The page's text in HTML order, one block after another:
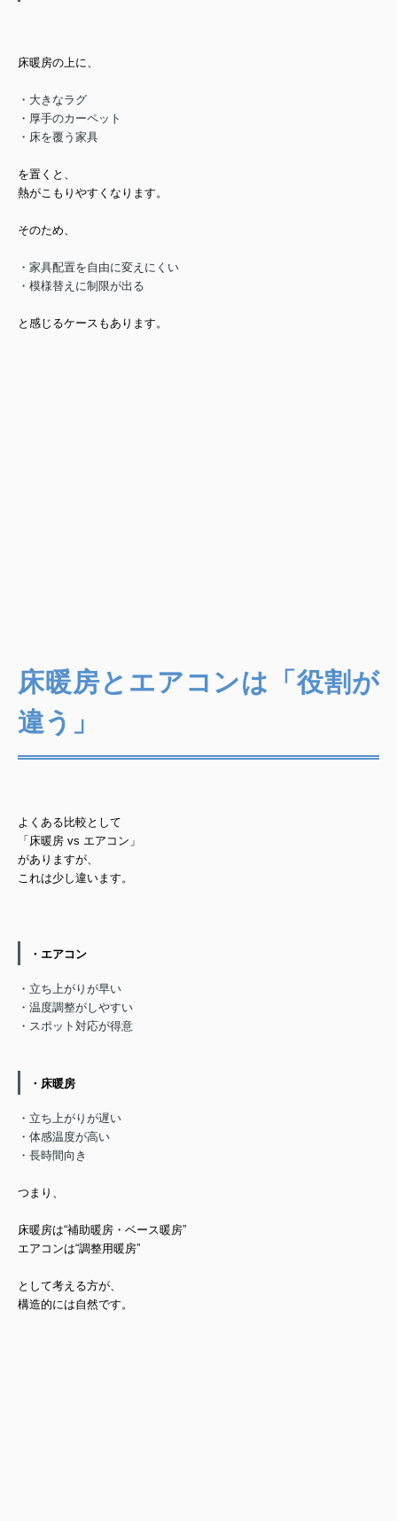
床暖房の上に、
・大きなラグ
・厚手のカーペット
・床を覆う家具
を置くと、
熱がこもりやすくなります。
そのため、
・家具配置を自由に変えにくい
・模様替えに制限が出る
と感じるケースもあります。
床暖房とエアコンは「役割が
違う」
よくある比較として
「床暖房 vs エアコン」
がありますが、
これは少し違います。
・エアコン
・立ち上がりが早い
・温度調整がしやすい
・スポット対応が得意
・床暖房
・立ち上がりが遅い
・体感温度が高い
・長時間向き
つまり、
床暖房は“補助暖房・ベース暖房”
エアコンは“調整用暖房”
として考える方が、
構造的には自然です。